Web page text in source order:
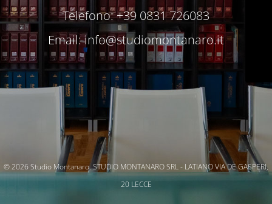
Telefono: +39 0831 726083
Email:info@studiomontanaro.it
© 2026 Studio Montanaro. STUDIO MONTANARO SRL - LATIANO VIA DE GASPERI,
20 LECCE